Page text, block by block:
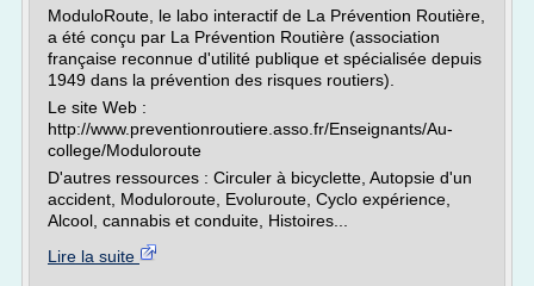
ModuloRoute, le labo interactif de La Prévention Routière,
a été conçu par La Prévention Routière (association
française reconnue d'utilité publique et spécialisée depuis
1949 dans la prévention des risques routiers).
Le site Web :
http://www.preventionroutiere.asso.fr/Enseignants/Au-
college/Moduloroute
D'autres ressources : Circuler à bicyclette, Autopsie d'un
accident, Moduloroute, Evoluroute, Cyclo expérience,
Alcool, cannabis et conduite, Histoires...
Lire la suite